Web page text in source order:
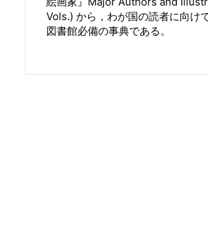
Vols.) から，わが国の読者に向け
図書館必備の事典である。